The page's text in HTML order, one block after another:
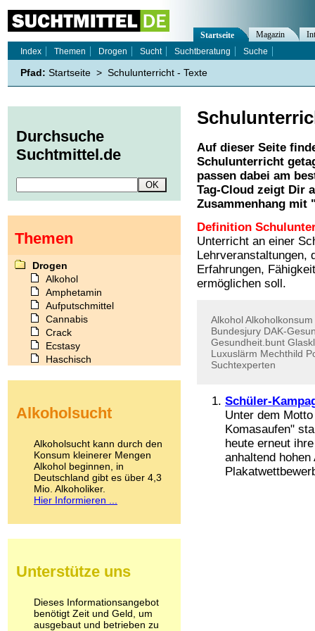
Auf dieser Seite
Schulunterricht
passen dabei am
Tag-Cloud zeigt Dir
Zusammenhang mit
Definition
Unterricht an einer
Lehrveranstaltungen,
Erfahrungen,
ermöglichen soll.
AlkoholAlkoholkonsum
Bundesjury DAK-
Gesundheit.bunt
Luxuslärm Mechthild
Suchtexperten
Schüler-
Unter dem
Komasaufen"
heute erneut
anhaltend
Startseite Magazin
Index
Themen Drogen Sucht Suchtberatung Suche
Pfad: Startseite > Schulunterricht - Texte
Durchsuche
Suchtmittel.de
Themen
Drogen
Alkohol
Amphetamin
Aufputschmittel
Cannabis
Crack
Ecstasy
Haschisch
Kokain
LSD
Marihuana
Medikamente
Meskalin
Metamphetamin
Methadon
Pilze
Psychopharmaka
Schlafmittel
Schmerzmittel
Alkoholsucht
Alkoholsucht kann durch den
Konsum kleinerer Mengen
Alkohol beginnen, in
Deutschland gibt es über 4,3
Mio. Alkoholiker.
Hier Informieren ...
Unterstütze uns
Dieses Informationsangebot
benötigt Zeit und Geld, um
ausgebaut und betrieben zu